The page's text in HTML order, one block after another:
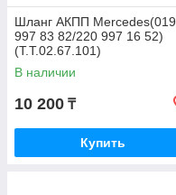
Шланг АКПП Mercedes(019
997 83 82/220 997 16 52)
(T.T.02.67.101)
В наличии
10 200 ₸
Купить